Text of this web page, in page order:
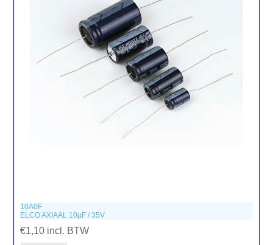
10A0F
ELCO AXIAAL 10µF / 35V
€1,10 incl. BTW